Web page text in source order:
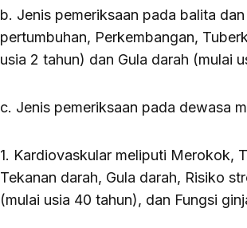
b. Jenis pemeriksaan pada balita
pertumbuhan, Perkembangan,
usia 2 tahun) dan Gula darah (mulai
c. Jenis pemeriksaan pada dewasa
1. Kardiovaskular meliputi Merokok,
Tekanan darah, Gula darah, Risiko
(mulai usia 40 tahun), dan Fungsi